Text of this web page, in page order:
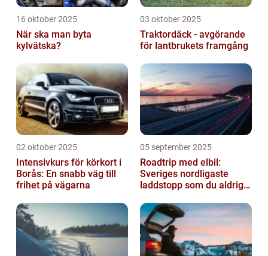
16 oktober 2025
När ska man byta
kylvätska?
03 oktober 2025
Traktordäck - avgörande
för lantbrukets framgång
02 oktober 2025
Intensivkurs för körkort i
Borås: En snabb väg till
frihet på vägarna
05 september 2025
Roadtrip med elbil:
Sveriges nordligaste
laddstopp som du aldrig